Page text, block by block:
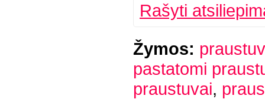
Rašyti
Žymos:
pastatomi
praustuvai,